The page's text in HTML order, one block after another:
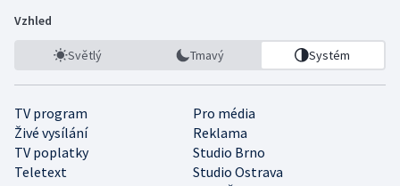
Vzhled
Světlý Tmavý Systém
TV program
Pro média
Živé vysílání
Reklama
TV poplatky
Studio Brno
Teletext
Studio Ostrava